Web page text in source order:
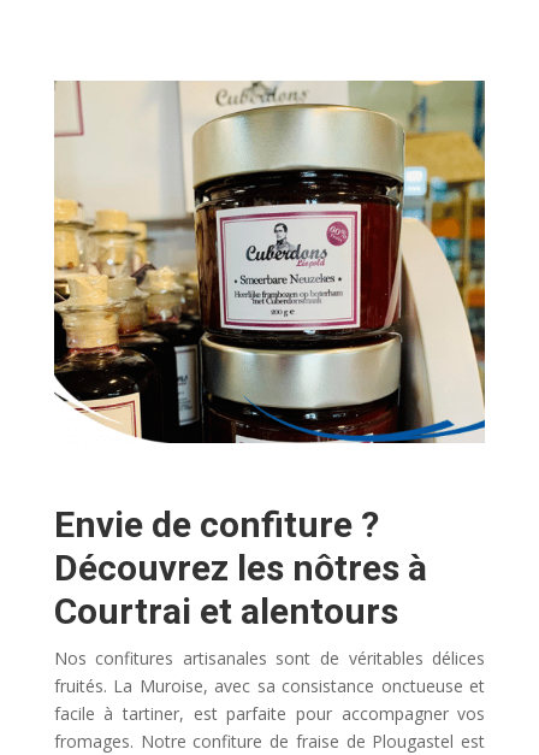
Envie de confiture ?
Découvrez les nôtres à
Courtrai et alentours
Nos confitures artisanales sont de véritables délices
fruités. La Muroise, avec sa consistance onctueuse et
facile à tartiner, est parfaite pour accompagner vos
fromages. Notre confiture de fraise de Plougastel est